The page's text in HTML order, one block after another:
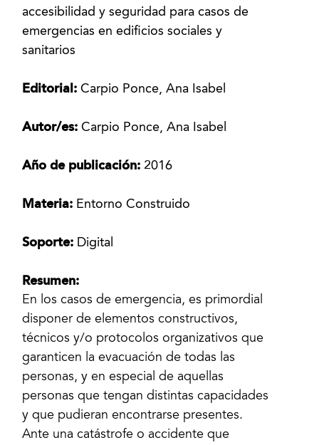
accesibilidad y seguridad para casos de
emergencias en edificios sociales y
sanitarios
Editorial:Carpio Ponce, Ana Isabel
Autor/es:Carpio Ponce, Ana Isabel
Año de publicación: 2016
Materia: Entorno Construido
Soporte: Digital
Resumen:
En los casos de emergencia, es primordial
disponer de elementos constructivos,
técnicos y/o protocolos organizativos que
garanticen la evacuación de todas las
personas, y en especial de aquellas
personas que tengan distintas capacidades
y que pudieran encontrarse presentes.
Ante una catástrofe o accidente que